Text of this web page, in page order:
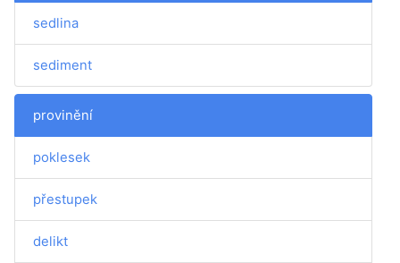
sedlina
sediment
provinění
poklesek
přestupek
delikt